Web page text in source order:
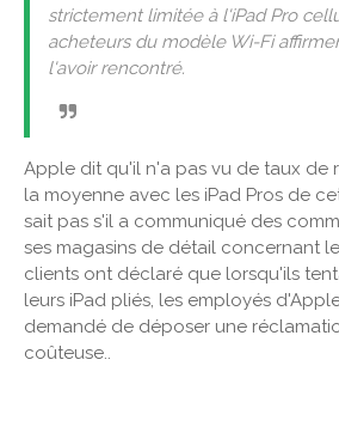
strictement limitée à l'iPad Pro
acheteurs du modèle Wi-Fi
l'avoir rencontré.
Apple dit qu'il n'a pas vu de taux de
la moyenne avec les iPad Pros de
sait pas s'il a communiqué des
ses magasins de détail concernant
clients ont déclaré que lorsqu'ils
leurs iPad pliés, les employés
demandé de déposer une
coûteuse..